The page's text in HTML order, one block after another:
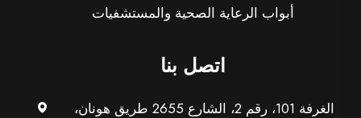
أبواب الرعاية الصحية والمستشفيات
اتصل بنا
الغرفة 101، رقم 2، الشارع 2655 طريق هونان،